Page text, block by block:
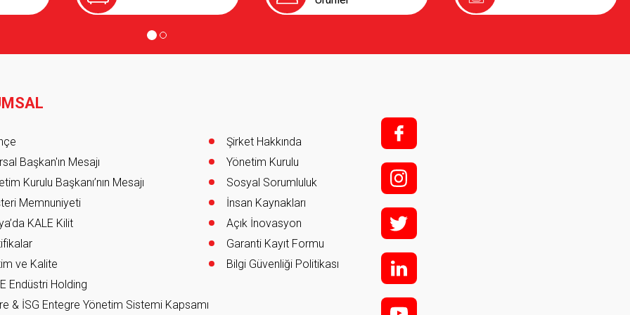
Başkan'ın Mesajı
Kurulu Başkanı’nın Mesajı
Memnuniyeti
KALE Kilit
ve Kalite
Endüstri Holding
& İSG Entegre Yönetim Sistemi Kapsamı
Şirket Hakkında
Yönetim Kurulu
Sosyal Sorumluluk
İnsan Kaynakları
Açık İnovasyon
Garanti Kayıt Formu
Bilgi Güvenliği Politikası
f;
i;
t
l